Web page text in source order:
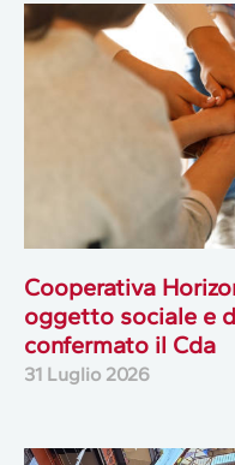
Cooperativa
oggetto sociale e
confermato il Cda
31 Luglio 2026